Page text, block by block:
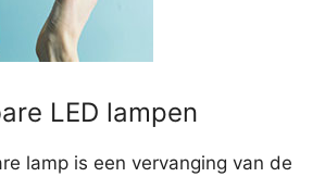
LED lampen
lamp is een vervanging van de